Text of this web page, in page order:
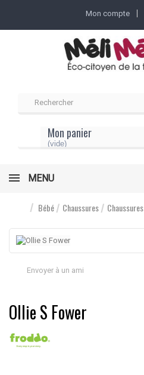
Mon compte
Mon panier
(vide)
MENU
Bébé Chaussures Chaussures
Envoyer à un ami
Ollie S Fower